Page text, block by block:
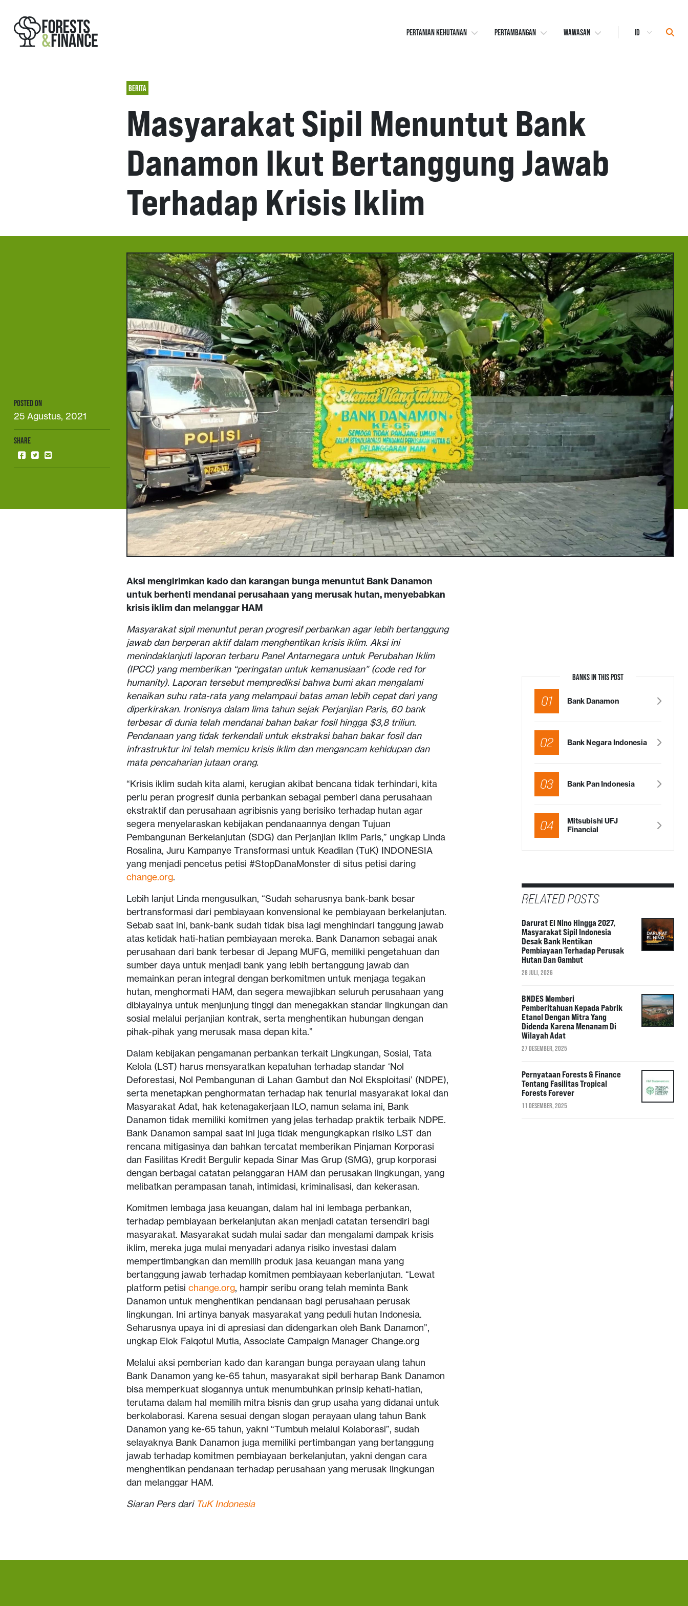
PERTANIAN KEHUTANAN PERTAMBANGAN WAWASAN
Select
BERITA
Masyarakat Sipil Menuntut Bank
Danamon Ikut Bertanggung Jawab
Terhadap Krisis Iklim
POSTED ON
25 Agustus, 2021
SHARE
Aksi mengirimkan kado dan karangan bunga menuntut Bank Danamon
untuk berhenti mendanai perusahaan yang merusak hutan, menyebabkan
krisis iklim dan melanggar HAM
Masyarakat sipil menuntut peran progresif perbankan agar lebih bertanggung
jawab dan berperan aktif dalam menghentikan krisis iklim. Aksi ini
menindaklanjuti laporan terbaru Panel Antarnegara untuk Perubahan Iklim
(IPCC) yang memberikan “peringatan untuk kemanusiaan” (code red for
humanity). Laporan tersebut memprediksi bahwa bumi akan mengalami
kenaikan suhu rata-rata yang melampaui batas aman lebih cepat dari yang
diperkirakan. Ironisnya dalam lima tahun sejak Perjanjian Paris, 60 bank
terbesar di dunia telah mendanai bahan bakar fosil hingga $3,8 triliun.
Pendanaan yang tidak terkendali untuk ekstraksi bahan bakar fosil dan
infrastruktur ini telah memicu krisis iklim dan mengancam kehidupan dan
mata pencaharian jutaan orang.
“Krisis iklim sudah kita alami, kerugian akibat bencana tidak terhindari, kita
perlu peran progresif dunia perbankan sebagai pemberi dana perusahaan
ekstraktif dan perusahaan agribisnis yang berisiko terhadap hutan agar
segera menyelaraskan kebijakan pendanaannya dengan Tujuan
Pembangunan Berkelanjutan (SDG) dan Perjanjian Iklim Paris,” ungkap Linda
Rosalina, Juru Kampanye Transformasi untuk Keadilan (TuK) INDONESIA
yang menjadi pencetus petisi #StopDanaMonster di situs petisi daring
change.org.
Lebih lanjut Linda mengusulkan, “Sudah seharusnya bank-bank besar
bertransformasi dari pembiayaan konvensional ke pembiayaan berkelanjutan.
Sebab saat ini, bank-bank sudah tidak bisa lagi menghindari tanggung jawab
atas ketidak hati-hatian pembiayaan mereka. Bank Danamon sebagai anak
perusahaan dari bank terbesar di Jepang MUFG, memiliki pengetahuan dan
sumber daya untuk menjadi bank yang lebih bertanggung jawab dan
memainkan peran integral dengan berkomitmen untuk menjaga tegakan
hutan, menghormati HAM, dan segera mewajibkan seluruh perusahaan yang
dibiayainya untuk menjunjung tinggi dan menegakkan standar lingkungan dan
sosial melalui perjanjian kontrak, serta menghentikan hubungan dengan
pihak-pihak yang merusak masa depan kita.”
Dalam kebijakan pengamanan perbankan terkait Lingkungan, Sosial, Tata
Kelola (LST) harus mensyaratkan kepatuhan terhadap standar ‘Nol
Deforestasi, Nol Pembangunan di Lahan Gambut dan Nol Eksploitasi’ (NDPE),
serta menetapkan penghormatan terhadap hak tenurial masyarakat lokal dan
Masyarakat Adat, hak ketenagakerjaan ILO, namun selama ini, Bank
Danamon tidak memiliki komitmen yang jelas terhadap praktik terbaik NDPE.
Bank Danamon sampai saat ini juga tidak mengungkapkan risiko LST dan
rencana mitigasinya dan bahkan tercatat memberikan Pinjaman Korporasi
dan Fasilitas Kredit Bergulir kepada Sinar Mas Grup (SMG), grup korporasi
dengan berbagai catatan pelanggaran HAM dan perusakan lingkungan, yang
melibatkan perampasan tanah, intimidasi, kriminalisasi, dan kekerasan.
Komitmen lembaga jasa keuangan, dalam hal ini lembaga perbankan,
terhadap pembiayaan berkelanjutan akan menjadi catatan tersendiri bagi
masyarakat. Masyarakat sudah mulai sadar dan mengalami dampak krisis
iklim, mereka juga mulai menyadari adanya risiko investasi dalam
mempertimbangkan dan memilih produk jasa keuangan mana yang
bertanggung jawab terhadap komitmen pembiayaan keberlanjutan. “Lewat
platform petisichange.org, hampir seribu orang telah meminta Bank
Danamon untuk menghentikan pendanaan bagi perusahaan perusak
lingkungan. Ini artinya banyak masyarakat yang peduli hutan Indonesia.
Seharusnya upaya ini di apresiasi dan didengarkan oleh Bank Danamon”,
ungkap Elok Faiqotul Mutia, Associate Campaign Manager Change.org
Melalui aksi pemberian kado dan karangan bunga perayaan ulang tahun
Bank Danamon yang ke-65 tahun, masyarakat sipil berharap Bank Danamon
bisa memperkuat slogannya untuk menumbuhkan prinsip kehati-hatian,
terutama dalam hal memilih mitra bisnis dan grup usaha yang didanai untuk
berkolaborasi. Karena sesuai dengan slogan perayaan ulang tahun Bank
Danamon yang ke-65 tahun, yakni “Tumbuh melalui Kolaborasi”, sudah
selayaknya Bank Danamon juga memiliki pertimbangan yang bertanggung
jawab terhadap komitmen pembiayaan berkelanjutan, yakni dengan cara
menghentikan pendanaan terhadap perusahaan yang merusak lingkungan
dan melanggar HAM.
Siaran Pers dari TuK Indonesia
BANKS IN THIS POST
01 Bank Danamon
02 Bank Negara Indonesia
03 Bank Pan Indonesia
04
Mitsubishi UFJ
Financial
RELATED POSTS
Darurat El Nino Hingga 2027,
Masyarakat Sipil Indonesia
Desak Bank Hentikan
Pembiayaan Terhadap Perusak
Hutan Dan Gambut
28 JULI, 2026
BNDES Memberi
Pemberitahuan Kepada Pabrik
Etanol Dengan Mitra Yang
Didenda Karena Menanam Di
Wilayah Adat
27 DESEMBER, 2025
Pernyataan Forests & Finance
Tentang Fasilitas Tropical
Forests Forever
11 DESEMBER, 2025